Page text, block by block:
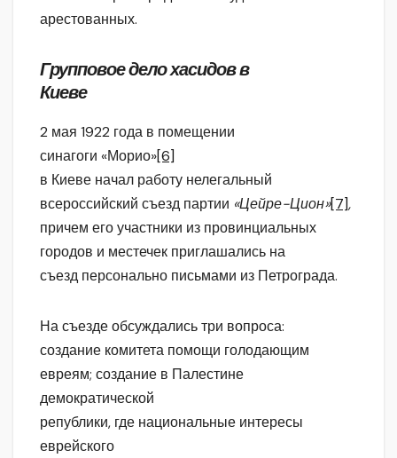
арестованных.
Групповое дело хасидов в
Киеве
2 мая 1922 года в помещении
синагоги «Морио»[6]
в Киеве начал работу нелегальный
всероссийский съезд партии «Цейре-Цион»[7],
причем его участники из провинциальных
городов и местечек приглашались на
съезд персонально письмами из Петрограда.
На съезде обсуждались три вопроса:
создание комитета помощи голодающим
евреям; создание в Палестине
демократической
републики, где национальные интересы
еврейского